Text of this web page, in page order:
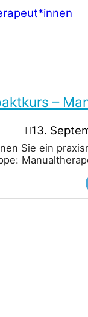
–
13.
Sie ein